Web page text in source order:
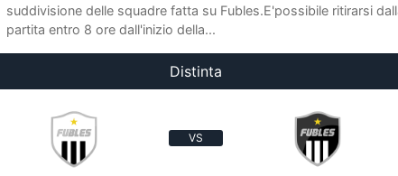
suddivisione delle squadre fatta su Fubles.E'possibile ritirarsi
partita entro 8 ore dall'inizio della...
Distinta
VS